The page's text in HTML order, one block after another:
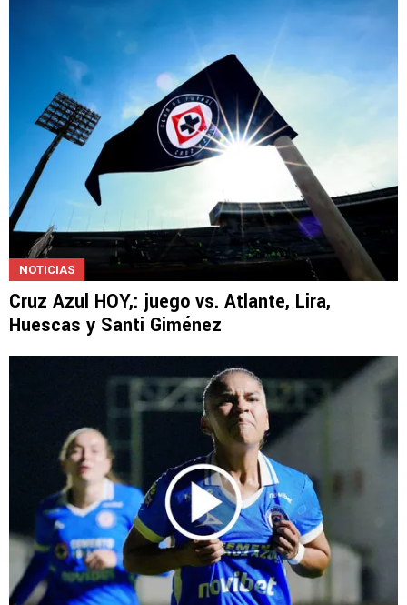
NOTICIAS
Cruz Azul HOY,: juego vs. Atlante, Lira,
Huescas y Santi Giménez